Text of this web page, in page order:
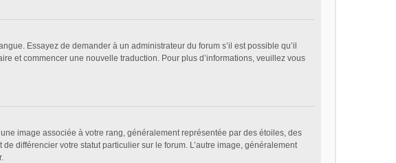
Essayez de demander à un administrateur du forum s’il est possible qu’il
et commencer une nouvelle traduction. Pour plus d’informations, veuillez vous
image associée à votre rang, généralement représentée par des étoiles, des
différencier votre statut particulier sur le forum. L’autre image, généralement